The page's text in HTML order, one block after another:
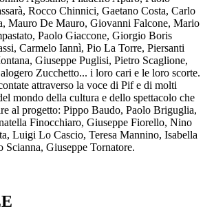
Rocco Chinnici, Gaetano Costa, Carlo
Mauro De Mauro, Giovanni Falcone, Mario
Paolo Giaccone, Giorgio Boris
Carmelo Iannì, Pio La Torre, Piersanti
Giuseppe Puglisi, Pietro Scaglione,
Zucchetto... i loro cari e le loro scorte.
attraverso la voce di Pif e di molti
mondo della cultura e dello spettacolo che
al progetto: Pippo Baudo, Paolo Briguglia,
Finocchiaro, Giuseppe Fiorello, Nino
Luigi Lo Cascio, Teresa Mannino, Isabella
Scianna, Giuseppe Tornatore.